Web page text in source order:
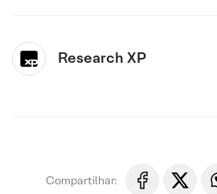
Research XP
Compartilhar: